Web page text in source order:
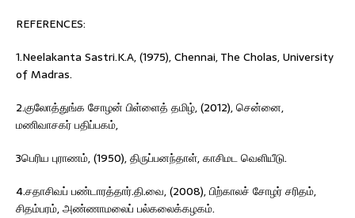
REFERENCES:
1.Neelakanta Sastri.K.A, (1975), Chennai, The Cholas, University
of Madras.
2.குலோத்துங்க சோழன் பிள்ளைத் தமிழ், (2012), சென்னை,
மணிவாசகர் பதிப்பகம்,
3பெரிய புராணம், (1950), திருப்பனந்தாள், காசிமட வெளியீடு.
4.சதாசிவப் பண்டாரத்தார்.தி.வை, (2008), பிற்காலச் சோழர் சரிதம்,
சிதம்பரம், அண்ணாமலைப் பல்கலைக்கழகம்.